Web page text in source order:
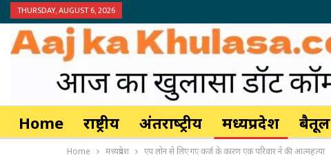
THURSDAY, AUGUST 6, 2026
Home राष्ट्रीय अंतर्राष्‍ट्रीय मध्यप्रदेश बैतूल
Home मध्यप्रदेश एप लोन से लिए गए कर्ज के कारण एक परिवार ने की आत्महत्या